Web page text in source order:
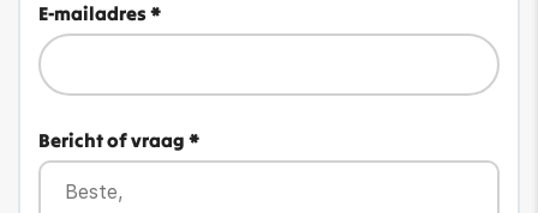
E-mailadres *
Bericht of vraag *